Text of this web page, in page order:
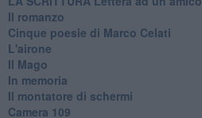
Il romanzo
Cinque poesie di Marco Celati
L'airone
Il Mago
In memoria
Il montatore di schermi
Camera 109